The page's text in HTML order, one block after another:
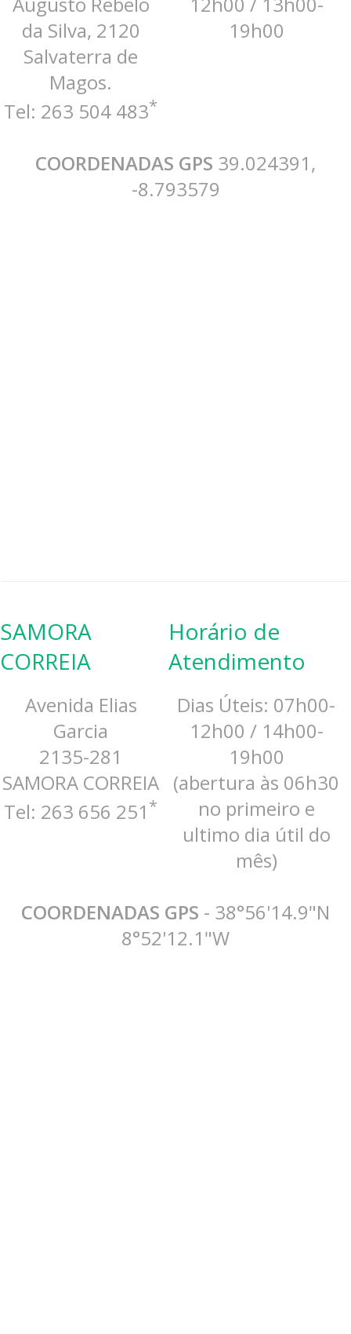
da Silva, 2120
Salvaterra de
Magos.
Tel: 263 504 483*
19h00
COORDENADAS GPS 39.024391,
-8.793579
SAMORA
CORREIA
Avenida Elias
Garcia
2135-281
SAMORA CORREIA
Tel: 263 656 251 *
Horário de
Atendimento
Dias Úteis: 07h00-
12h00 / 14h00-
19h00
(abertura às 06h30
no primeiro e
ultimo dia útil do
mês)
COORDENADAS GPS - 38°56'14.9"N
8°52'12.1"W